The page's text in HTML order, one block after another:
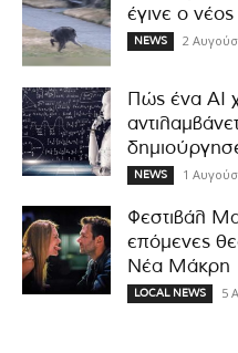
έγινε ο
NEWS 2
Πώς ένα AI
NEWS 1
Φεστιβάλ
επόμενες
Νέα Μάκρη
LOCAL NEWS 5